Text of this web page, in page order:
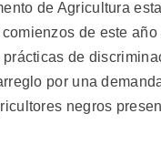
de Agricultura
de este
de
por una
negros